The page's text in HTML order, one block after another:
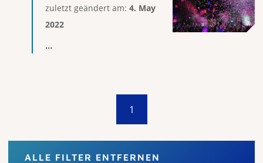
zuletzt geändert am: 4. May
2022
...
1
ALLE FILTER ENTFERNEN